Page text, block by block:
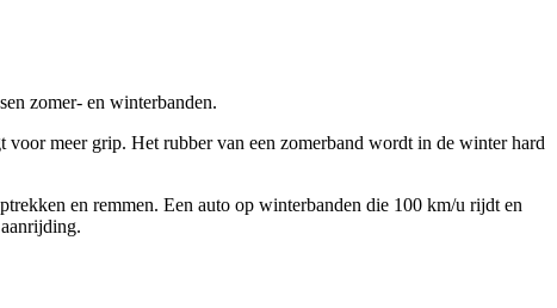
zomer- en winterbanden.
meer grip. Het rubber van een zomerband wordt in de winter hard
en remmen. Een auto op winterbanden die 100 km/u rijdt en